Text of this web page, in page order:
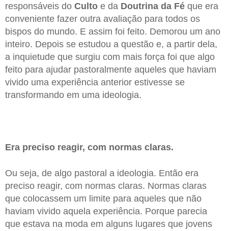
responsáveis do Culto e da Doutrina da Fé que era
conveniente fazer outra avaliação para todos os
bispos do mundo. E assim foi feito. Demorou um ano
inteiro. Depois se estudou a questão e, a partir dela,
a inquietude que surgiu com mais força foi que algo
feito para ajudar pastoralmente aqueles que haviam
vivido uma experiência anterior estivesse se
transformando em uma ideologia.
Era preciso reagir, com normas claras.
Ou seja, de algo pastoral a ideologia. Então era
preciso reagir, com normas claras. Normas claras
que colocassem um limite para aqueles que não
haviam vivido aquela experiência. Porque parecia
que estava na moda em alguns lugares que jovens